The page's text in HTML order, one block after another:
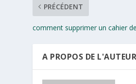
PRÉCÉDENT
comment supprimer un cahier
A PROPOS DE L'AUTEUR